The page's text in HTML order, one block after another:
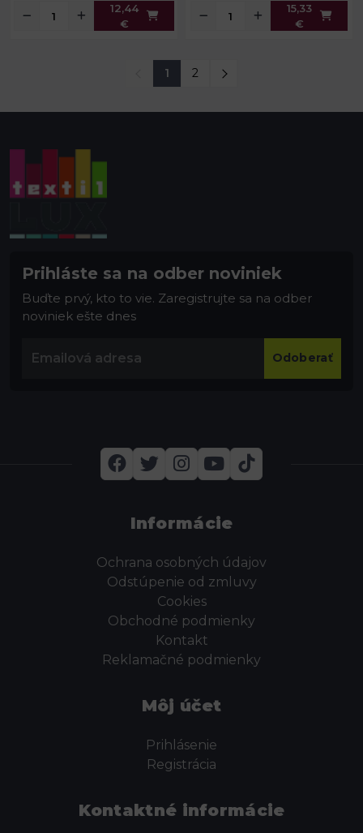
12,44
€
15,33
€
1 2
Prihláste sa na odber noviniek
Buďte prvý, kto to vie. Zaregistrujte sa na odber
noviniek ešte dnes
Odoberať
Informácie
Ochrana osobných údajov
Odstúpenie od zmluvy
Cookies
Obchodné podmienky
Kontakt
Reklamačné podmienky
Môj účet
Prihlásenie
Registrácia
Kontaktné informácie